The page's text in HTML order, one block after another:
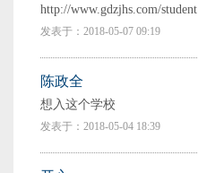
http://www.gdzjhs.com/student
发表于：2018-05-07 09:19
陈政全
想入这个学校
发表于：2018-05-04 18:39